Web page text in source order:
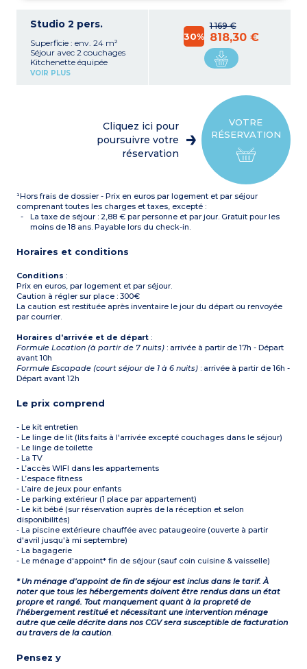
Studio 2 pers.
Superficie : env. 24 m²
Séjour avec 2 couchages
Kitchenette équipée
(réfrigérateur, plaque
VOIR PLUS
1 169 €
30% 818,30 €
VOTRE
RÉSERVATION
Cliquez ici pour
poursuivre votre
réservation
¹Hors frais de dossier - Prix en euros par logement et par séjour
comprenant toutes les charges et taxes, excepté :
La taxe de séjour : 2,88 € par personne et par jour. Gratuit pour les
moins de 18 ans. Payable lors du check-in.
Horaires et conditions
Conditions :
Prix en euros, par logement et par séjour.
Caution à régler sur place : 300€
La caution est restituée après inventaire le jour du départ ou renvoyée
par courrier.
Horaires d'arrivée et de départ :
Formule Location (à partir de 7 nuits) : arrivée à partir de 17h - Départ
avant 10h
Formule Escapade (court séjour de 1 à 6 nuits) : arrivée à partir de 16h -
Départ avant 12h
Le prix comprend
- Le kit entretien
- Le linge de lit (lits faits à l'arrivée excepté couchages dans le séjour)
- Le linge de toilette
- La TV
- L’accès WIFI dans les appartements
- L’espace fitness
- L’aire de jeux pour enfants
- Le parking extérieur (1 place par appartement)
- Le kit bébé (sur réservation auprès de la réception et selon
disponibilités)
- La piscine extérieure chauffée avec pataugeoire (ouverte à partir
d'avril jusqu'à mi septembre)
- La bagagerie
- Le ménage d'appoint* fin de séjour (sauf coin cuisine & vaisselle)
* Un ménage d’appoint de fin de séjour est inclus dans le tarif. À
noter que tous les hébergements doivent être rendus dans un état
propre et rangé. Tout manquement quant à la propreté de
l’hébergement restitué et nécessitant une intervention ménage
autre que celle décrite dans nos CGV sera susceptible de facturation
au travers de la caution.
Pensez y